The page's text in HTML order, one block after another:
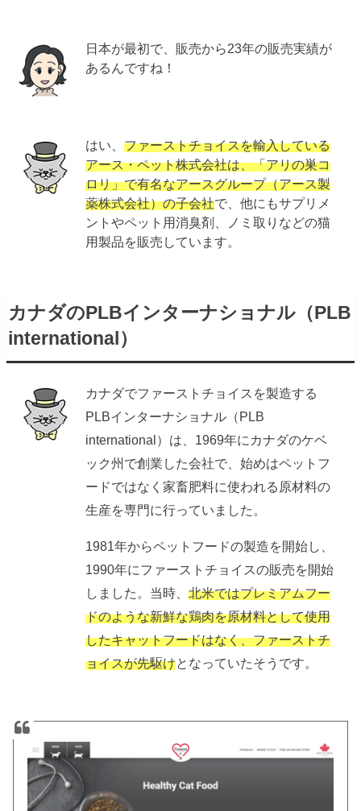
日本が最初で、販売から23年の販売実績が
あるんですね！
はい、ファーストチョイスを輸入している
アース・ペット株式会社は、「アリの巣コ
ロリ」で有名なアースグループ（アース製
薬株式会社）の子会社で、他にもサプリメ
ントやペット用消臭剤、ノミ取りなどの猫
用製品を販売しています。
カナダのPLBインターナショナル（PLB
international）
カナダでファーストチョイスを製造する
PLBインターナショナル（PLB
international）は、1969年にカナダのケベ
ック州で創業した会社で、始めはペットフ
ードではなく家畜肥料に使われる原材料の
生産を専門に行っていました。
1981年からペットフードの製造を開始し、
1990年にファーストチョイスの販売を開始
しました。当時、北米ではプレミアムフー
ドのような新鮮な鶏肉を原材料として使用
したキャットフードはなく、ファーストチ
ョイスが先駆けとなっていたそうです。